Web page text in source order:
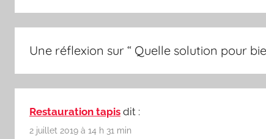
Une réflexion sur “ Quelle solution pour
Restauration tapis dit :
2 juillet 2019 à 14 h 31 min